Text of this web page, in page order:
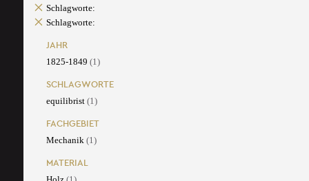
Schlagworte:
Schlagworte:
JAHR
1825-1849 (1)
SCHLAGWORTE
equilibrist (1)
FACHGEBIET
Mechanik (1)
MATERIAL